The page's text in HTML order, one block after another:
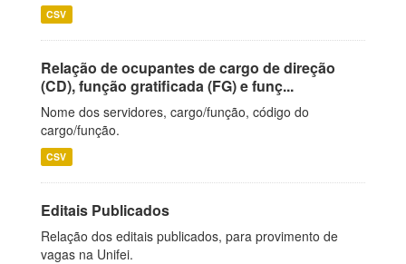
CSV
Relação de ocupantes de cargo de direção
(CD), função gratificada (FG) e funç...
Nome dos servidores, cargo/função, código do
cargo/função.
CSV
Editais Publicados
Relação dos editais publicados, para provimento de
vagas na Unifei.